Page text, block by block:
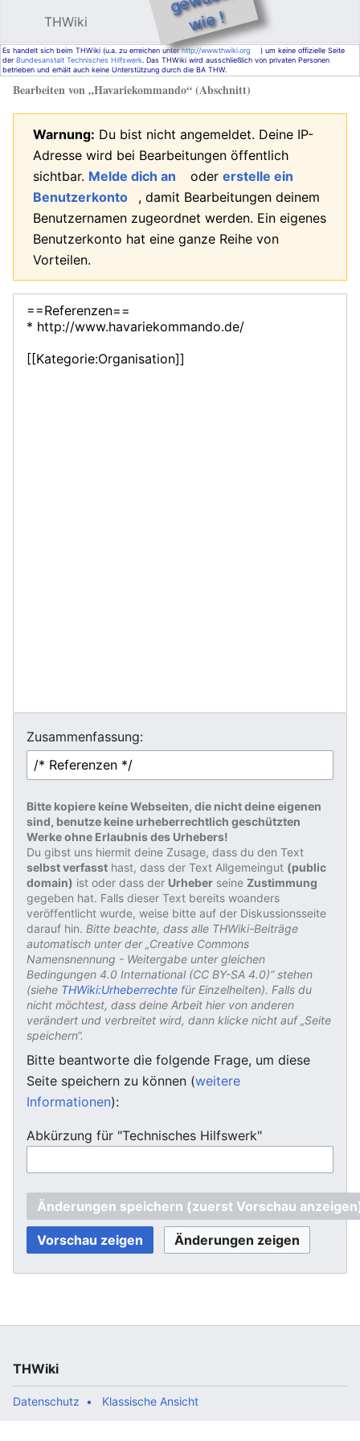
THWiki e !
Es handelt sich beim THWiki (u.a. zu erreichen unterhttp://www.thwiki.org
) um keine offizielle Seite
derBundesanstalt Technisches Hilfswerk. Das THWiki wird ausschließlich von privaten Personen
betrieben und erhält auch keine Unterstützung durch die BA THW.
Bearbeiten von „Havariekommando“ (Abschnitt)
Warnung: Du bist nicht angemeldet. Deine IP-
Adresse wird bei Bearbeitungen öffentlich
sichtbar. Melde dich an oder erstelle ein
Benutzerkonto
, damit Bearbeitungen deinem
Benutzernamen zugeordnet werden. Ein eigenes
Benutzerkonto hat eine ganze Reihe von
Vorteilen.
Zusammenfassung:
Bitte kopiere keine Webseiten, die nicht deine eigenen
sind, benutze keine urheberrechtlich geschützten
Werke ohne Erlaubnis des Urhebers!
Du gibst uns hiermit deine Zusage, dass du den Text
selbst verfasst hast, dass der Text Allgemeingut (public
domain) ist oder dass der Urheber seine Zustimmung
gegeben hat. Falls dieser Text bereits woanders
veröffentlicht wurde, weise bitte auf der Diskussionsseite
darauf hin. Bitte beachte, dass alle THWiki-Beiträge
automatisch unter der „Creative Commons
Namensnennung - Weitergabe unter gleichen
Bedingungen 4.0 International (CC BY-SA 4.0)“ stehen
(siehe THWiki:Urheberrechte für Einzelheiten). Falls du
nicht möchtest, dass deine Arbeit hier von anderen
verändert und verbreitet wird, dann klicke nicht auf „Seite
speichern“.
Bitte beantworte die folgende Frage, um diese
Seite speichern zu können (weitere
Informationen):
Abkürzung für "Technisches Hilfswerk"
THWiki
Datenschutz Klassische Ansicht